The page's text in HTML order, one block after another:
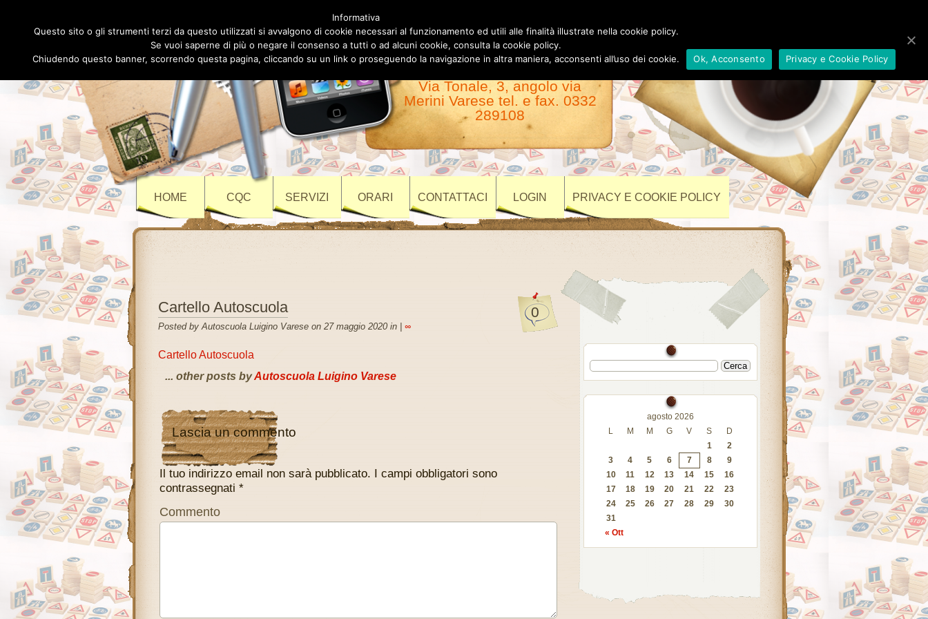
Autoscuola Luigino
Varese
Via Tonale, 3, angolo via
Merini Varese tel. e fax. 0332
289108
HOME CQC SERVIZI ORARI CONTATTACI LOGIN PRIVACY E COOKIE POLICY
0
Cartello Autoscuola
Posted by Autoscuola Luigino Varese on 27 maggio 2020 in | ∞
Cartello Autoscuola
... other posts byAutoscuola Luigino Varese
Lascia un commento
Il tuo indirizzo email non sarà pubblicato. I campi obbligatori sono
contrassegnati *
Commento
agosto 2026
L
M M G V S D
« Ott
1
2
3
4 5 6 7 8
9
10
11 12 13 14 15
16
17
18 19 20 21 22
23
24
25 26 27 28 29
30
31
Informativa
Questo sito o gli strumenti terzi da questo utilizzati si avvalgono di cookie necessari al funzionamento ed utili alle finalità illustrate nella cookie policy.
Se vuoi saperne di più o negare il consenso a tutti o ad alcuni cookie, consulta la cookie policy.
Chiudendo questo banner, scorrendo questa pagina, cliccando su un link o proseguendo la navigazione in altra maniera, acconsenti all’uso dei cookie.
Ok, Acconsento Privacy e Cookie Policy